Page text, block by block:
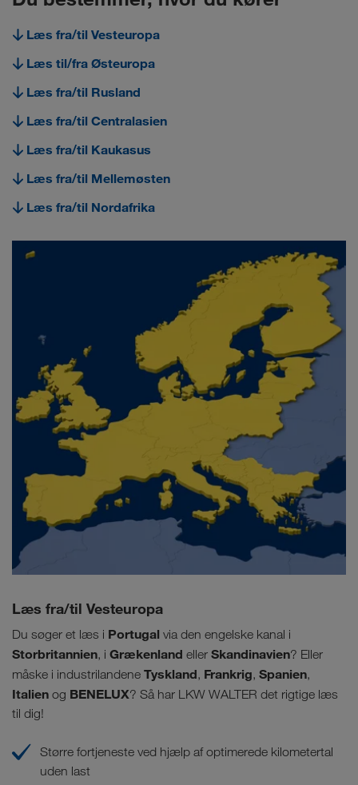
Læs fra/til Vesteuropa
Læs til/fra Østeuropa
Læs fra/til Rusland
Læs fra/til Centralasien
Læs fra/til Kaukasus
Læs fra/til Mellemøsten
Læs fra/til Nordafrika
Læs fra/til Vesteuropa
Du søger et læs i Portugal via den engelske kanal i
Storbritannien, i Grækenland eller Skandinavien? Eller
måske i industrilandene Tyskland, Frankrig, Spanien,
Italien og BENELUX? Så har LKW WALTER det rigtige læs
til dig!
Større fortjeneste ved hjælp af optimerede kilometertal
uden last